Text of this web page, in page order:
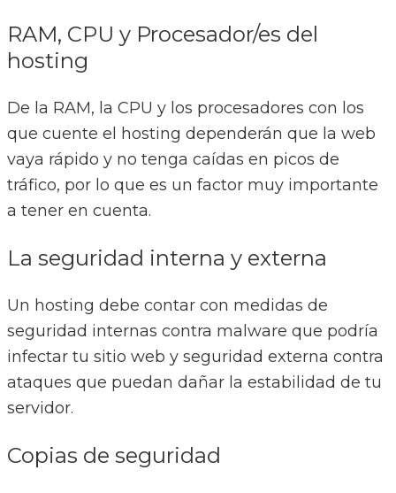
RAM, CPU y Procesador/es del
hosting
De la RAM, la CPU y los procesadores con los
que cuente el hosting dependerán que la web
vaya rápido y no tenga caídas en picos de
tráfico, por lo que es un factor muy importante
a tener en cuenta.
La seguridad interna y externa
Un hosting debe contar con medidas de
seguridad internas contra malware que podría
infectar tu sitio web y seguridad externa contra
ataques que puedan dañar la estabilidad de tu
servidor.
Copias de seguridad